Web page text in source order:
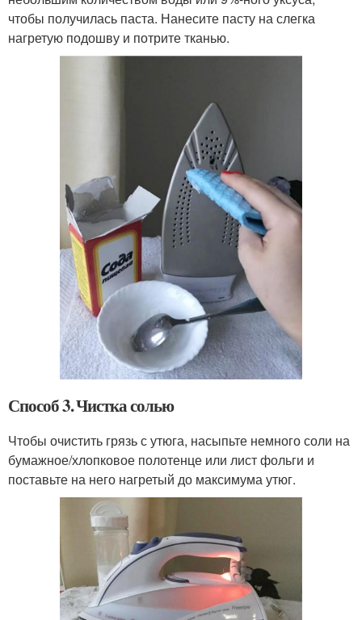
чтобы получилась паста. Нанесите пасту на слегка
нагретую подошву и потрите тканью.
Способ 3. Чистка солью
Чтобы очистить грязь с утюга, насыпьте немного соли на
бумажное/хлопковое полотенце или лист фольги и
поставьте на него нагретый до максимума утюг.